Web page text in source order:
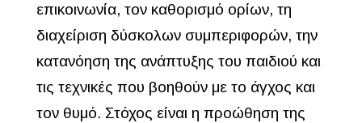
επικοινωνία, τον καθορισμό ορίων, τη
διαχείριση δύσκολων συμπεριφορών, την
κατανόηση της ανάπτυξης του παιδιού και
τις τεχνικές που βοηθούν με το άγχος και
τον θυμό. Στόχος είναι η προώθηση της